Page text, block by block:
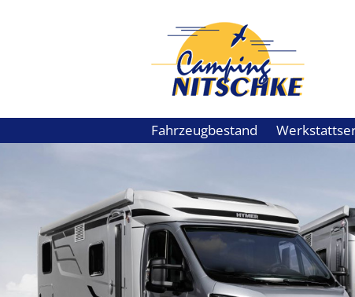
Fahrzeugbestand